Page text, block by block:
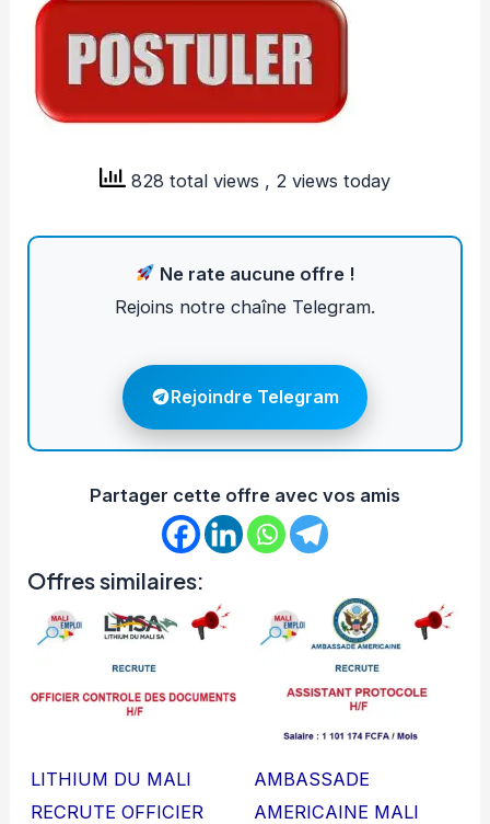
828 total views , 2 views today
Ne rate aucune offre !
Rejoins notre chaîne Telegram.
Rejoindre Telegram
Partager cette offre avec vos amis
Offres similaires:
LITHIUM DU MALI
RECRUTE OFFICIER
AMBASSADE
AMERICAINE MALI